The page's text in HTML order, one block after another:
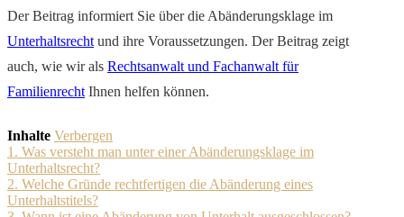
Der Beitrag informiert Sie über die Abänderungsklage im
Unterhaltsrecht und ihre Voraussetzungen. Der Beitrag zeigt
auch, wie wir als Rechtsanwalt und Fachanwalt für
Familienrecht Ihnen helfen können.
Inhalte Verbergen
1. Was versteht man unter einer Abänderungsklage im
Unterhaltsrecht?
2. Welche Gründe rechtfertigen die Abänderung eines
Unterhaltstitels?